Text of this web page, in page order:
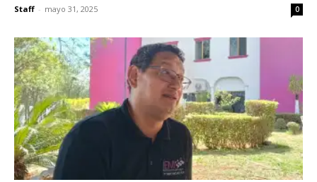
Staff - mayo 31, 2025 0